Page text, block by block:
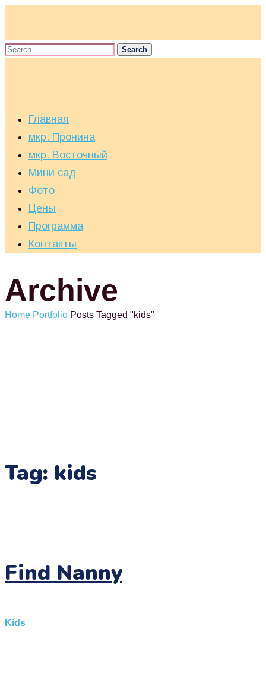
Главная
мкр. Пронина
мкр. Восточный
Мини сад
Фото
Цены
Программа
Контакты
Archive
Home Portfolio Posts Tagged "kids"
Tag: kids
Find Nanny
Kids